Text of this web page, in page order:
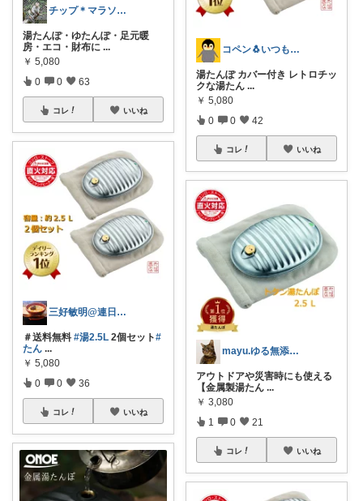
チップ＊マラソンは参加中🐿️💨
湯たんぽ・ゆたんぽ・足元暖
房・エコ・財布に ...
￥ 5,080
0 0 63
コレ いいね
三好敏明@連日購入、日々訪問感謝
＃送料無料 #湯2.5L 2個セット#
たん ...
￥ 5,080
0 0 36
コレ いいね
コペン🐧いつもありがとう✨
湯たんぽ カバー付き レトロチッ
クな湯たん ...
￥ 5,080
0 0 42
コレ いいね
mayu.ゆる無添加 🔁🈲
アウトドアや災害時にも使える
【金属製湯たん ...
￥ 3,080
1 0 21
コレ いいね